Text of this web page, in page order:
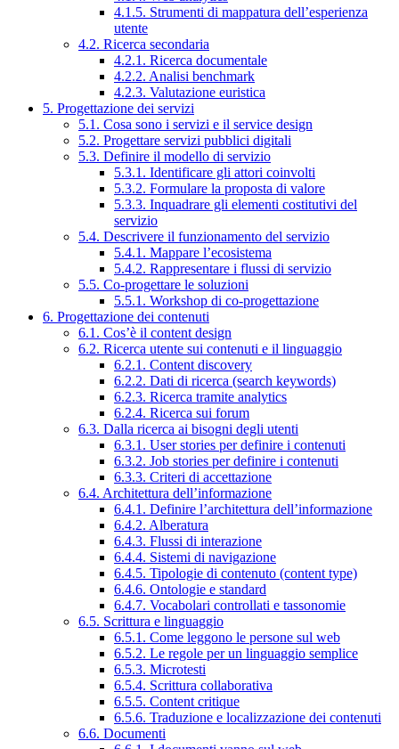
4.1.5. Strumenti di mappatura dell’esperienza
utente
4.2. Ricerca secondaria
4.2.1. Ricerca documentale
4.2.2. Analisi benchmark
4.2.3. Valutazione euristica
5. Progettazione dei servizi
5.1. Cosa sono i servizi e il service design
5.2. Progettare servizi pubblici digitali
5.3. Definire il modello di servizio
5.3.1. Identificare gli attori coinvolti
5.3.2. Formulare la proposta di valore
5.3.3. Inquadrare gli elementi costitutivi del
servizio
5.4. Descrivere il funzionamento del servizio
5.4.1. Mappare l’ecosistema
5.4.2. Rappresentare i flussi di servizio
5.5. Co-progettare le soluzioni
5.5.1. Workshop di co-progettazione
6. Progettazione dei contenuti
6.1. Cos’è il content design
6.2. Ricerca utente sui contenuti e il linguaggio
6.2.1. Content discovery
6.2.2. Dati di ricerca (search keywords)
6.2.3. Ricerca tramite analytics
6.2.4. Ricerca sui forum
6.3. Dalla ricerca ai bisogni degli utenti
6.3.1. User stories per definire i contenuti
6.3.2. Job stories per definire i contenuti
6.3.3. Criteri di accettazione
6.4. Architettura dell’informazione
6.4.1. Definire l’architettura dell’informazione
6.4.2. Alberatura
6.4.3. Flussi di interazione
6.4.4. Sistemi di navigazione
6.4.5. Tipologie di contenuto (content type)
6.4.6. Ontologie e standard
6.4.7. Vocabolari controllati e tassonomie
6.5. Scrittura e linguaggio
6.5.1. Come leggono le persone sul web
6.5.2. Le regole per un linguaggio semplice
6.5.3. Microtesti
6.5.4. Scrittura collaborativa
6.5.5. Content critique
6.5.6. Traduzione e localizzazione dei contenuti
6.6. Documenti